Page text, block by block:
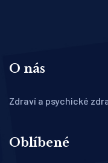
O nás
Zdraví a psychické
Oblíbené